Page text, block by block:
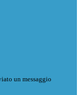
un messaggio